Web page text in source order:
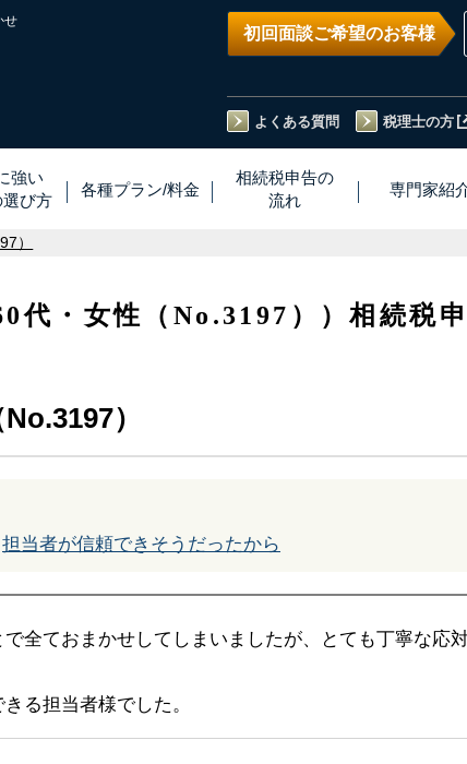
せ
初回面談ご希望のお客様
よくある質問 税理士の方
強い
選び方
各種プラン/料金
相続税申告の
流れ
専門家紹
）
代・女性（No.3197））相続税
）
担当者が信頼できそうだったから
全ておまかせしてしまいましたが、とても丁寧な応
る担当者様でした。